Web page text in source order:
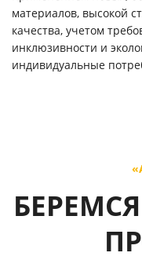
материалов, высокой
качества, учетом
инклюзивности и
индивидуальные